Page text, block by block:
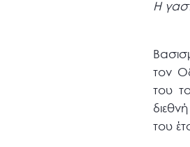
Η
τον
του
του